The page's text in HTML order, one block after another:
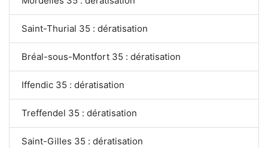
Saint-Thurial 35 : dératisation
Bréal-sous-Montfort 35 : dératisation
Iffendic 35 : dératisation
Treffendel 35 : dératisation
Saint-Gilles 35 : dératisation